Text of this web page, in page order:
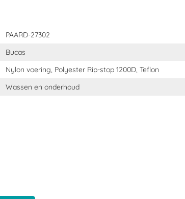
PAARD-27302
Bucas
Nylon voering, Polyester Rip-stop 1200D, Teflon
Wassen en onderhoud